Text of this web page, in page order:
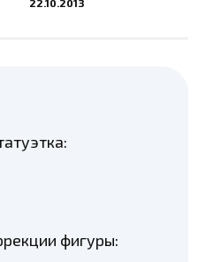
фигуры: